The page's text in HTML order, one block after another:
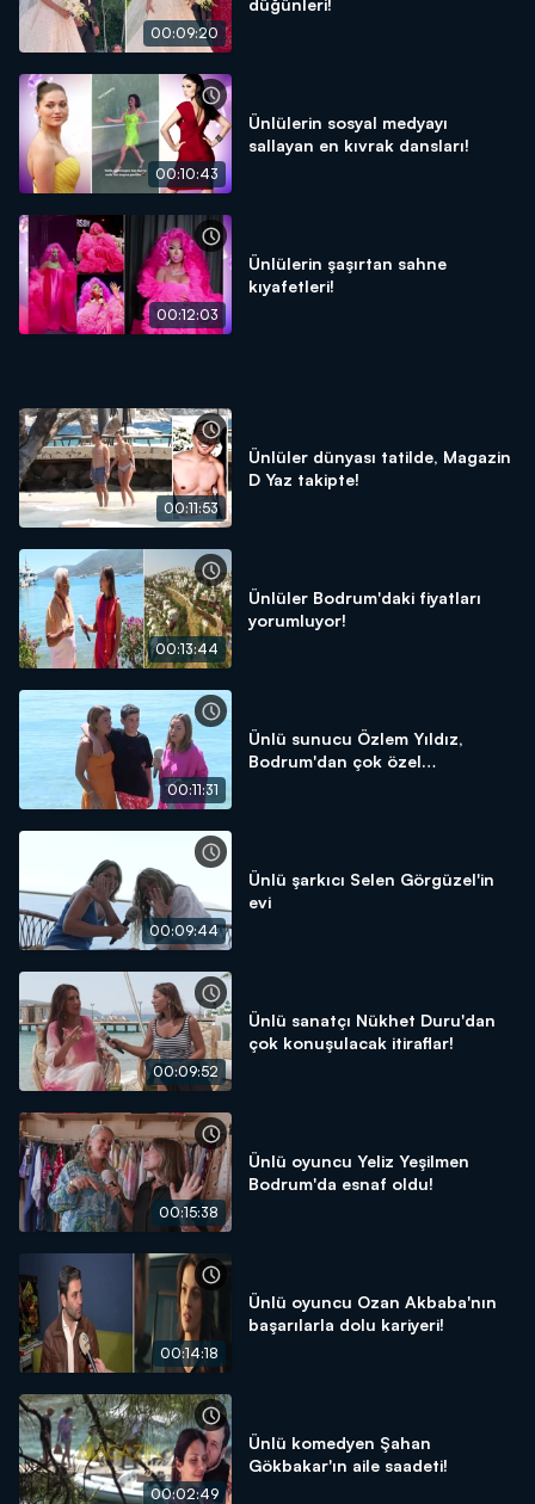
00:09:20
düğünleri!
00:10:43
Ünlülerin sosyal medyayı
sallayan en kıvrak dansları!
00:12:03
Ünlülerin şaşırtan sahne
kıyafetleri!
00:11:53
Ünlüler dünyası tatilde, Magazin
D Yaz takipte!
00:13:44
Ünlüler Bodrum'daki fiyatları
yorumluyor!
00:11:31
Ünlü sunucu Özlem Yıldız,
Bodrum'dan çok özel
00:09:44
Ünlü şarkıcı Selen Görgüzel'in
evi
00:09:52
Ünlü sanatçı Nükhet Duru'dan
çok konuşulacak itiraflar!
00:15:38
Ünlü oyuncu Yeliz Yeşilmen
Bodrum'da esnaf oldu!
00:14:18
Ünlü oyuncu Ozan Akbaba'nın
başarılarla dolu kariyeri!
00:02:49
Ünlü komedyen Şahan
Gökbakar'ın aile saadeti!